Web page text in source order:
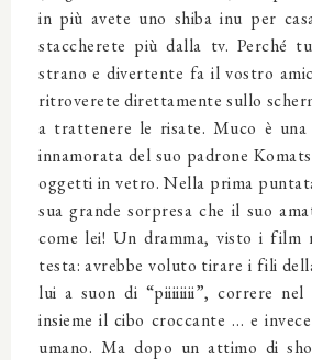
in più avete uno shiba inu per
staccherete più dalla tv. Perché
strano e divertente fa il vostro
ritroverete direttamente sullo
a trattenere le risate. Muco è una
innamorata del suo padrone
oggetti in vetro. Nella prima
sua grande sorpresa che il suo
come lei! Un dramma, visto i film
testa: avrebbe voluto tirare i fili
lui a suon di “piiiiiiii”, correre nel
insieme il cibo croccante … e
umano. Ma dopo un attimo di